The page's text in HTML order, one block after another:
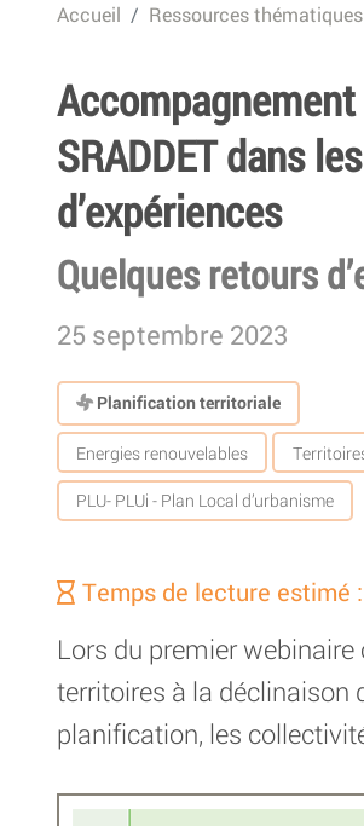
pour la Transition
Energétique
Accueil Ressources thématiques
SRADDET dans
d’expériences
Quelques retours
25 septembre 2023
Planification territoriale
Energies renouvelables
PLU- PLUi - Plan Local d’urbanisme
Temps de lecture estimé
Lors du premier
territoires à la déclinaison
planification, les